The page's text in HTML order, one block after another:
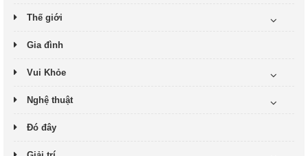
Thế giới
Gia đình
Vui Khỏe
Nghệ thuật
Đó đây